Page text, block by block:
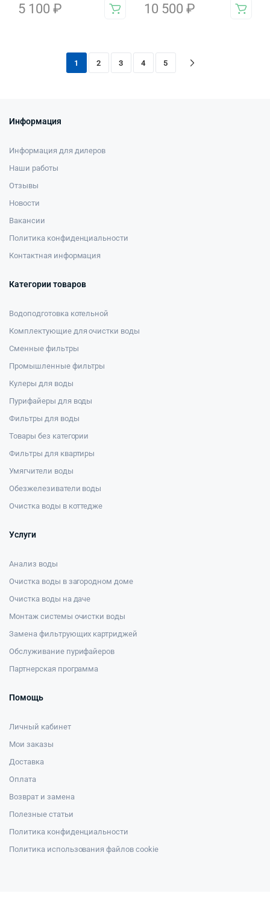
5 100 ₽ 10 500 ₽
1 2 3 4 5
Информация
Информация для дилеров
Наши работы
Отзывы
Новости
Вакансии
Политика конфиденциальности
Контактная информация
Категории товаров
Водоподготовка котельной
Комплектующие для очистки воды
Сменные фильтры
Промышленные фильтры
Кулеры для воды
Пурифайеры для воды
Фильтры для воды
Товары без категории
Фильтры для квартиры
Умягчители воды
Обезжелезиватели воды
Очистка воды в коттедже
Услуги
Анализ воды
Очистка воды в загородном доме
Очистка воды на даче
Монтаж системы очистки воды
Замена фильтрующих картриджей
Обслуживание пурифайеров
Партнерская программа
Помощь
Личный кабинет
Мои заказы
Доставка
Оплата
Возврат и замена
Полезные статьи
Политика конфиденциальности
Политика использования файлов cookie